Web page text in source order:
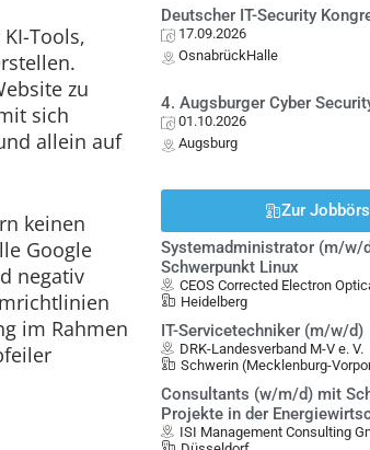
Tools,
zu
sich
allein auf
keinen
Google
negativ
im Rahmen
Deutscher IT-Security
17.09.2026
OsnabrückHalle
4. Augsburger Cyber
01.10.2026
Augsburg
Zur
Systemadministrator (m/w/
Schwerpunkt Linux
CEOS Corrected Electron
Heidelberg
IT-Servicetechniker (m/w/d)
DRK-Landesverband M-V e. V.
Schwerin (Mecklenburg-
Consultants (w/m/d) mit
Projekte in der
ISI Management Consulting